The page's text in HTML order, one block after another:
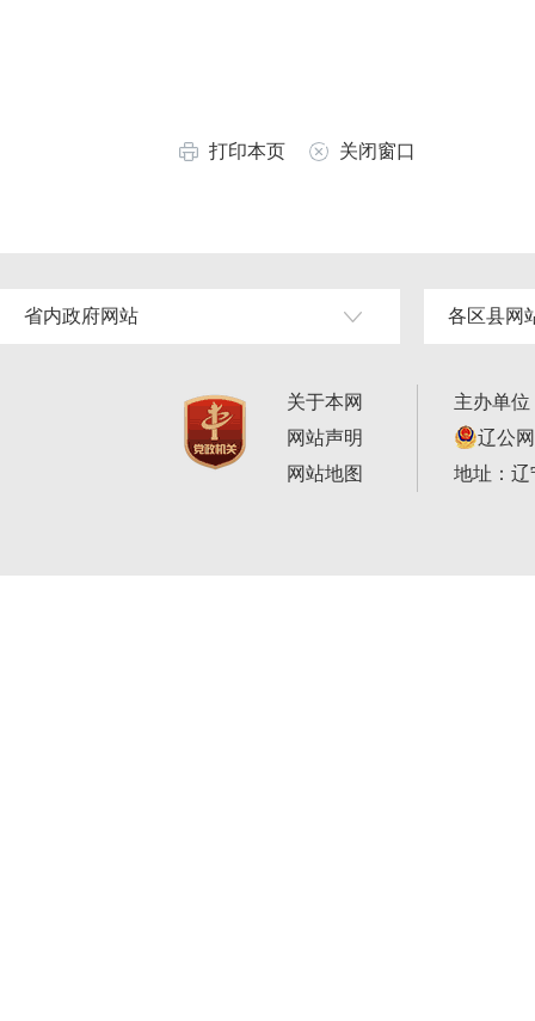
打印本页 关闭窗口
省内政府网站 各区县网
关于本网
网站声明
网站地图
主办单
辽公
地址：辽